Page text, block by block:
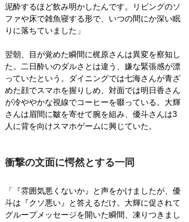
泥酔するほど飲み明かしたんです。リビングのソ
ファや床で雑魚寝する形で、いつの間にか深い眠
りに落ちていました」
翌朝、目が覚めた瞬間に梶原さんは異変を察知し
た。二日酔いのダルさとは違う、嫌な緊張感が漂
っていたという。ダイニングでは七海さんが青ざ
めた顔でスマホを握りしめ、対面では明日香さん
が冷ややかな視線でコーヒーを啜っている。大輝
さんは眉間に皺を寄せて腕を組み、優斗さんは3
人に背を向けスマホゲームに興じていた。
衝撃の文面に愕然とする一同
「『雰囲気悪くないか』と声をかけましたが、優
斗は『クソ悪い』と答えるだけ。大輝に促されて
グループメッセージを開いた瞬間、凍りつきまし